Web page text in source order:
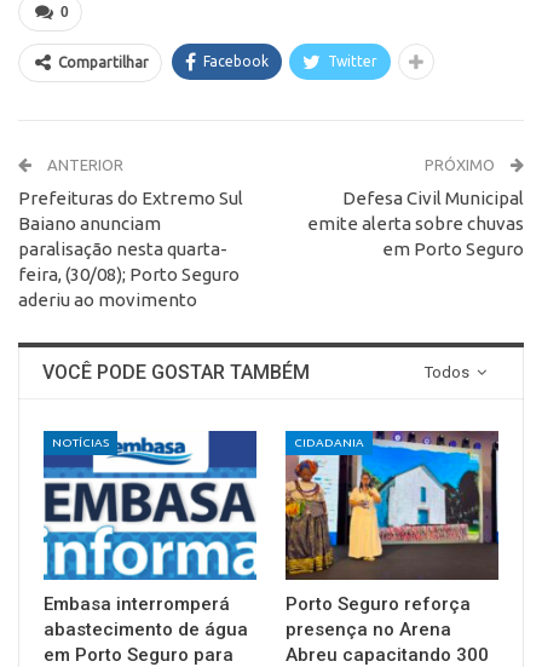
0
Compartilhar Facebook Twitter
ANTERIOR
Prefeituras do Extremo Sul
Baiano anunciam
paralisação nesta quarta-
feira, (30/08); Porto Seguro
aderiu ao movimento
PRÓXIMO
Defesa Civil Municipal
emite alerta sobre chuvas
em Porto Seguro
Todos
VOCÊ PODE GOSTAR TAMBÉM
NOTÍCIAS
Embasa interromperá
abastecimento de água
em Porto Seguro para
CIDADANIA
Porto Seguro reforça
presença no Arena
Abreu capacitando 300